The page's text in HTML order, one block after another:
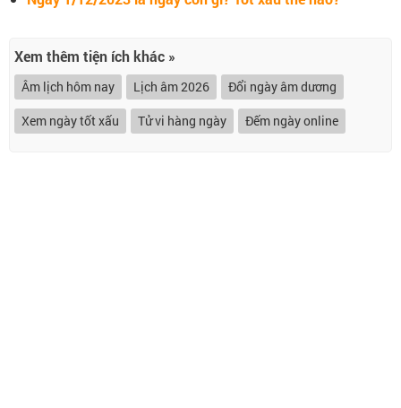
Xem thêm tiện ích khác »
Âm lịch hôm nay Lịch âm 2026
Đổi ngày âm dương
Xem ngày tốt xấu
Tử vi hàng ngày Đếm ngày online